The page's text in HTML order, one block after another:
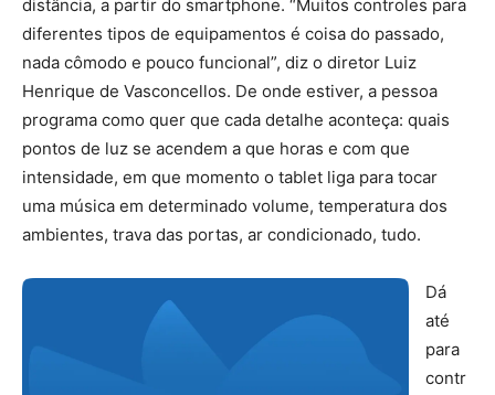
distância, a partir do smartphone. “Muitos controles para
diferentes tipos de equipamentos é coisa do passado,
nada cômodo e pouco funcional”, diz o diretor Luiz
Henrique de Vasconcellos. De onde estiver, a pessoa
programa como quer que cada detalhe aconteça: quais
pontos de luz se acendem a que horas e com que
intensidade, em que momento o tablet liga para tocar
uma música em determinado volume, temperatura dos
ambientes, trava das portas, ar condicionado, tudo.
Dá
até
para
contr